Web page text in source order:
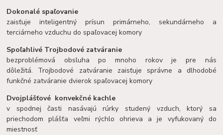
Dokonalé spaľovanie
zaisťuje inteligentný prísun primárneho, sekundárneho a
terciárneho vzduchu do spaľovacej komory
Spoľahlivé Trojbodové zatváranie
bezproblémová obsluha po mnoho rokov je pre nás
dôležitá. Trojbodové zatváranie zaisťuje správne a dlhodobé
funkčné zatváranie dvierok spaľovacej komory
Dvojplášťové konvekčné kachle
v spodnej časti nasávajú rúrky studený vzduch, ktorý sa
priechodom plášťa veľmi rýchlo ohrieva a je vyfukovaný do
miestnosť